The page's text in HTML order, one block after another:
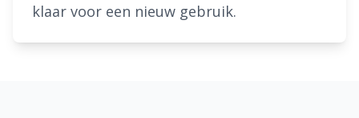
klaar voor een nieuw gebruik.